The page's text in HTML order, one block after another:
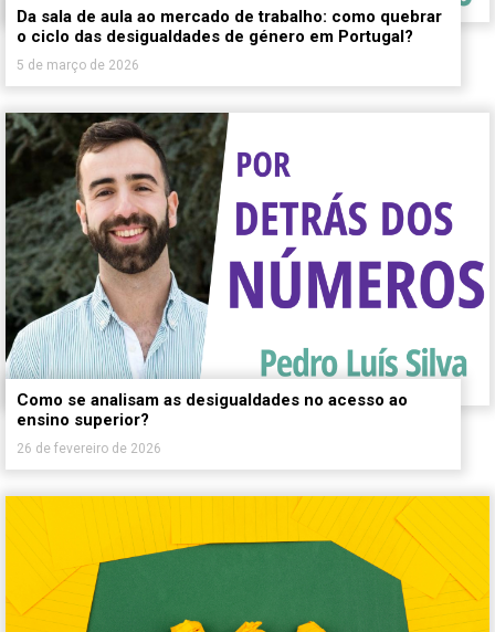
Da sala de aula ao mercado de trabalho: como quebrar
o ciclo das desigualdades de género em Portugal?
5 de março de 2026
Como se analisam as desigualdades no acesso ao
ensino superior?
26 de fevereiro de 2026